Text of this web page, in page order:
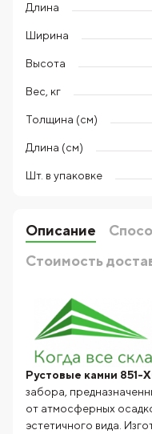
Длина
Ширина
Высота
Вес, кг
Толщина (см)
Длина (см)
Шт. в упаковке
Описание
Стоимость
Рустовые камни 851-
забора,
от атмосферных
эстетичного вида.